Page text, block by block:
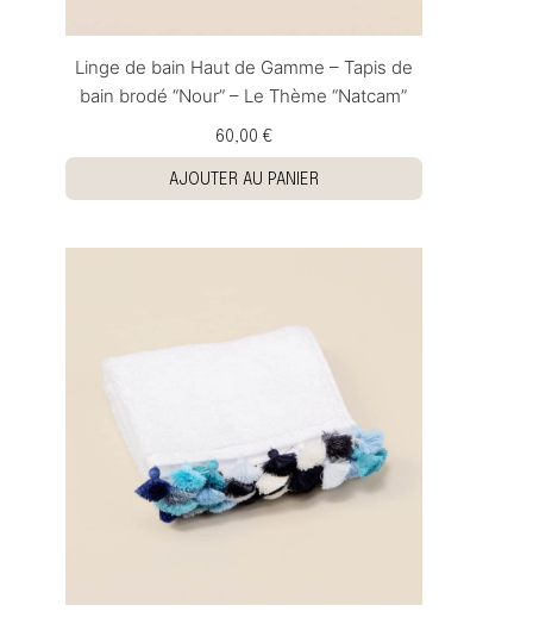
Linge de bain Haut de Gamme – Tapis de
bain brodé “Nour” – Le Thème “Natcam”
60,00 €
AJOUTER AU PANIER